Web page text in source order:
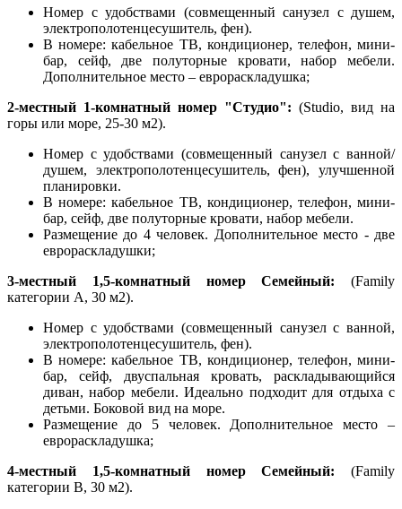
Номер с удобствами (совмещенный санузел с душем,
электрополотенцесушитель, фен).
В номере: кабельное ТВ, кондиционер, телефон, мини-
бар, сейф, две полуторные кровати, набор мебели.
Дополнительное место – еврораскладушка;
2-местный 1-комнатный номер "Студио": (Studio, вид на
горы или море, 25-30 м2).
Номер с удобствами (совмещенный санузел с ванной/
душем, электрополотенцесушитель, фен), улучшенной
планировки.
В номере: кабельное ТВ, кондиционер, телефон, мини-
бар, сейф, две полуторные кровати, набор мебели.
Размещение до 4 человек. Дополнительное место - две
еврораскладушки;
3-местный 1,5-комнатный номер Семейный: (Family
категории А, 30 м2).
Номер с удобствами (совмещенный санузел с ванной,
электрополотенцесушитель, фен).
В номере: кабельное ТВ, кондиционер, телефон, мини-
бар, сейф, двуспальная кровать, раскладывающийся
диван, набор мебели. Идеально подходит для отдыха с
детьми. Боковой вид на море.
Размещение до 5 человек. Дополнительное место –
еврораскладушка;
4-местный 1,5-комнатный номер Семейный: (Family
категории В, 30 м2).